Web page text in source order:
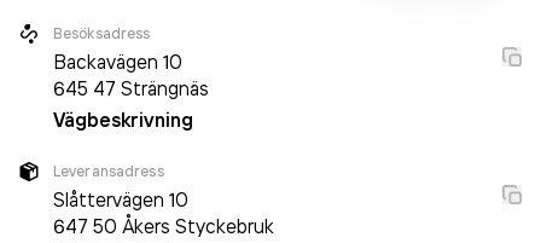
Besöksadress
Backavägen 10
645 47 Strängnäs
Vägbeskrivning
Leveransadress
Slåttervägen 10
647 50 Åkers Styckebruk